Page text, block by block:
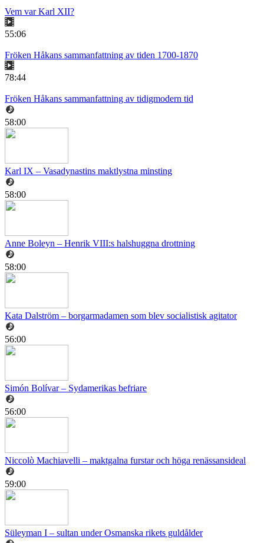
Vem var Karl XII?
55:06
Fröken Håkans sammanfattning av tiden 1700-1870
78:44
Fröken Håkans sammanfattning av tidigmodern tid
58:00
Karl IX – Vasadynastins maktlystna minsting
58:00
Anne Boleyn – Henrik VIII:s halshuggna drottning
58:00
Kata Dalström – borgarmadamen som blev socialistisk agitator
56:00
Simón Bolívar – Sydamerikas befriare
56:00
Niccolò Machiavelli – maktgalna furstar och höga renässansideal
59:00
Süleyman I – sultan under Osmanska rikets guldålder